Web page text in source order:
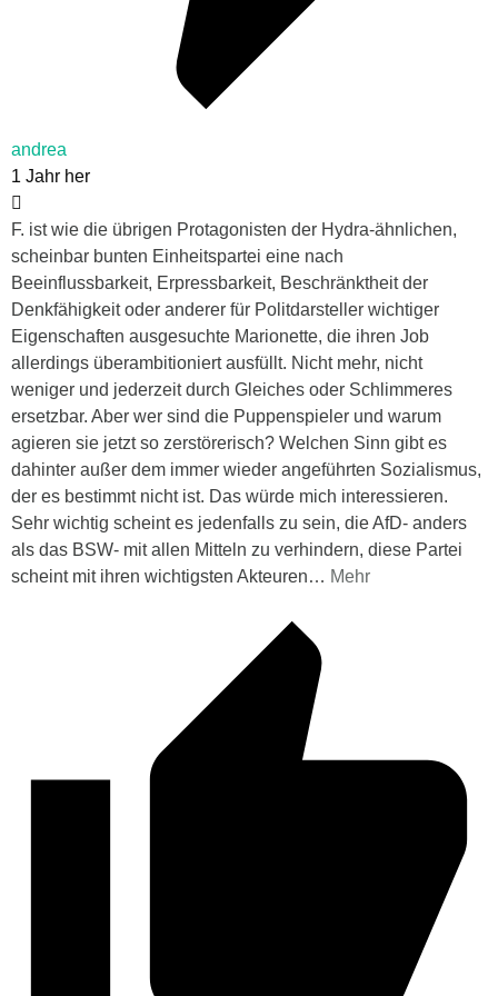
andrea
1 Jahr her
F. ist wie die übrigen Protagonisten der Hydra-ähnlichen,
scheinbar bunten Einheitspartei eine nach
Beeinflussbarkeit, Erpressbarkeit, Beschränktheit der
Denkfähigkeit oder anderer für Politdarsteller wichtiger
Eigenschaften ausgesuchte Marionette, die ihren Job
allerdings überambitioniert ausfüllt. Nicht mehr, nicht
weniger und jederzeit durch Gleiches oder Schlimmeres
ersetzbar. Aber wer sind die Puppenspieler und warum
agieren sie jetzt so zerstörerisch? Welchen Sinn gibt es
dahinter außer dem immer wieder angeführten Sozialismus,
der es bestimmt nicht ist. Das würde mich interessieren.
Sehr wichtig scheint es jedenfalls zu sein, die AfD- anders
als das BSW- mit allen Mitteln zu verhindern, diese Partei
scheint mit ihren wichtigsten Akteuren… Mehr